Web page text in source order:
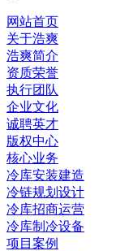
网站首页
关于浩爽
浩爽简介
资质荣誉
执行团队
企业文化
诚聘英才
版权中心
核心业务
冷库安装建造
冷链规划设计
冷库招商运营
冷库制冷设备
项目案例